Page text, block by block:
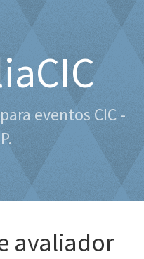
eventos CIC -
avaliador